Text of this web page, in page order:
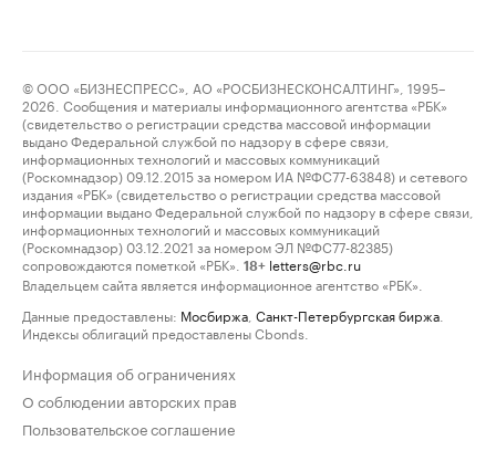
© ООО «БИЗНЕСПРЕСС», АО «РОСБИЗНЕСКОНСАЛТИНГ», 1995–
2026. Сообщения и материалы информационного агентства «РБК»
(свидетельство о регистрации средства массовой информации
выдано Федеральной службой по надзору в сфере связи,
информационных технологий и массовых коммуникаций
(Роскомнадзор) 09.12.2015 за номером ИА №ФС77-63848) и сетевого
издания «РБК» (свидетельство о регистрации средства массовой
информации выдано Федеральной службой по надзору в сфере связи,
информационных технологий и массовых коммуникаций
(Роскомнадзор) 03.12.2021 за номером ЭЛ №ФС77-82385)
сопровождаются пометкой «РБК».
18+ letters@rbc.ru
Владельцем сайта является информационное агентство «РБК».
Данные предоставлены: Мосбиржа Санкт-Петербургская биржа
Индексы облигаций предоставлены Cbonds.
Информация об ограничениях
О соблюдении авторских прав
Пользовательское соглашение